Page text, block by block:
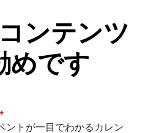
ンテンツ
めです
ントが一目でわかるカレン